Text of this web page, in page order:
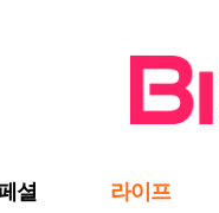
셜 라이프